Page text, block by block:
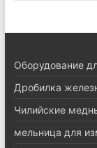
Оборудование
Дробилка
Чилийские
мельница для